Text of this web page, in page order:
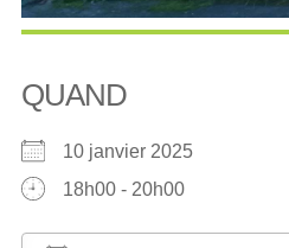
QUAND
10 janvier 2025
18h00 - 20h00